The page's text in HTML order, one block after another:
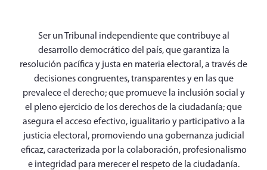
Ser un Tribunal independiente que contribuye al
desarrollo democrático del país, que garantiza la
resolución pacífica y justa en materia electoral, a través de
decisiones congruentes, transparentes y en las que
prevalece el derecho; que promueve la inclusión social y
el pleno ejercicio de los derechos de la ciudadanía; que
asegura el acceso efectivo, igualitario y participativo a la
justicia electoral, promoviendo una gobernanza judicial
eficaz, caracterizada por la colaboración, profesionalismo
e integridad para merecer el respeto de la ciudadanía.